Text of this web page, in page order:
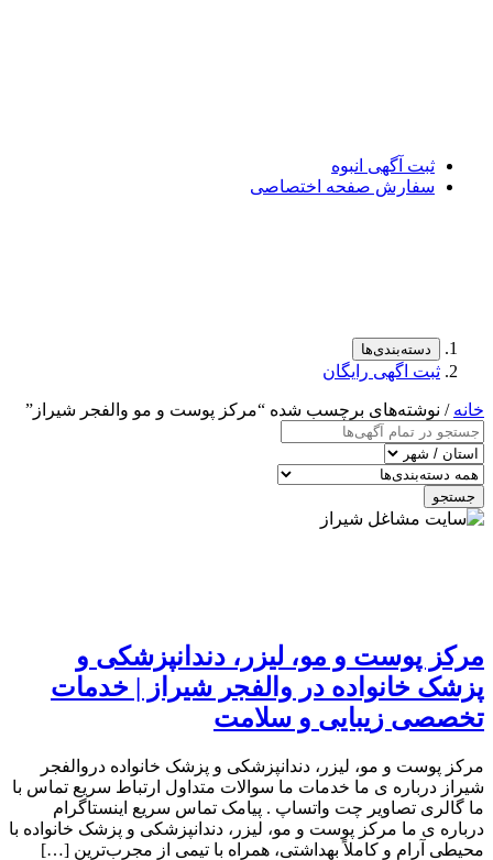
ثبت آگهی انبوه
سفارش صفحه اختصاصی
دسته‌بندی‌ها
ثبت اگهی رایگان
خانه / نوشته‌های برچسب شده “مرکز پوست و مو والفجر شیراز”
جستجو
مرکز پوست و مو، لیزر، دندانپزشکی و
پزشک خانواده در والفجر شیراز | خدمات
تخصصی زیبایی و سلامت
مرکز پوست و مو، لیزر، دندانپزشکی و پزشک خانواده دروالفجر
شیراز درباره ی ما خدمات ما سوالات متداول ارتباط سریع تماس با
ما گالری تصاویر چت واتساپ . پیامک تماس سریع اینستاگرام
درباره ی ما مرکز پوست و مو، لیزر، دندانپزشکی و پزشک خانواده با
محیطی آرام و کاملاً بهداشتی، همراه با تیمی از مجرب‌ترین […]